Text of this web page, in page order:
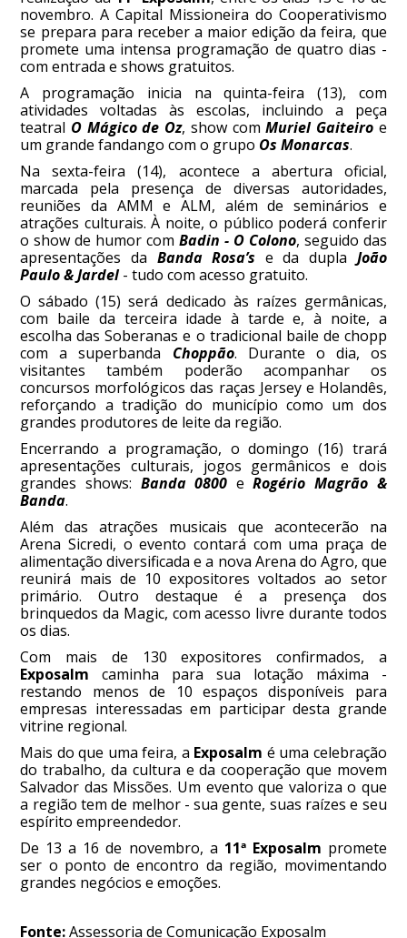
novembro. A Capital Missioneira do Cooperativismo
se prepara para receber a maior edição da feira, que
promete uma intensa programação de quatro dias -
com entrada e shows gratuitos.
A programação inicia na quinta-feira (13), com
atividades voltadas às escolas, incluindo a peça
teatral O Mágico de Oz, show comMuriel Gaiteiroe
um grande fandango com o grupo Os Monarcas.
Na sexta-feira (14), acontece a abertura oficial,
marcada pela presença de diversas autoridades,
reuniões da AMM e ALM, além de seminários e
atrações culturais. À noite, o público poderá conferir
o show de humor com Badin - O Colono, seguido das
apresentações da Banda Rosa’s e da dupla João
Paulo & Jardel- tudo com acesso gratuito.
O sábado (15) será dedicado às raízes germânicas,
com baile da terceira idade à tarde e, à noite, a
escolha das Soberanas e o tradicional baile de chopp
com a superbanda Choppão. Durante o dia, os
visitantes também poderão acompanhar os
concursos morfológicos das raças Jersey e Holandês,
reforçando a tradição do município como um dos
grandes produtores de leite da região.
Encerrando a programação, o domingo (16) trará
apresentações culturais, jogos germânicos e dois
grandes shows: Banda 0800 eRogério Magrão &
Banda.
Além das atrações musicais que acontecerão na
Arena Sicredi, o evento contará com uma praça de
alimentação diversificada e a nova Arena do Agro, que
reunirá mais de 10 expositores voltados ao setor
primário. Outro destaque é a presença dos
brinquedos da Magic, com acesso livre durante todos
os dias.
Com mais de 130 expositores confirmados, a
Exposalm caminha para sua lotação máxima -
restando menos de 10 espaços disponíveis para
empresas interessadas em participar desta grande
vitrine regional.
Mais do que uma feira, a Exposalm é uma celebração
do trabalho, da cultura e da cooperação que movem
Salvador das Missões. Um evento que valoriza o que
a região tem de melhor - sua gente, suas raízes e seu
espírito empreendedor.
De 13 a 16 de novembro, a 11ª Exposalm promete
ser o ponto de encontro da região, movimentando
grandes negócios e emoções.
Fonte:Assessoria de Comunicação Exposalm